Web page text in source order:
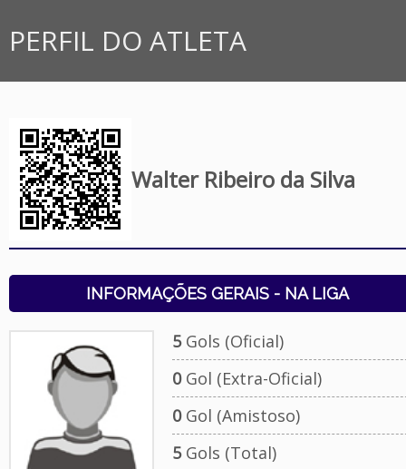
PERFIL DO ATLETA
Walter Ribeiro da Silva
INFORMAÇÕES GERAIS - NA LIGA
5Gols (Oficial)
0Gol (Extra-Oficial)
0Gol (Amistoso)
5Gols (Total)